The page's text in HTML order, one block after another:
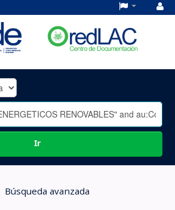
Ir
Búsqueda avanzada